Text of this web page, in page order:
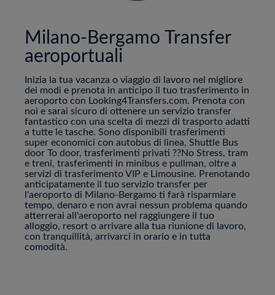
Milano-Bergamo Transfer
aeroportuali
Inizia la tua vacanza o viaggio di lavoro nel migliore
dei modi e prenota in anticipo il tuo trasferimento in
aeroporto con Looking4Transfers.com. Prenota con
noi e sarai sicuro di ottenere un servizio transfer
fantastico con una scelta di mezzi di trasporto adatti
a tutte le tasche. Sono disponibili trasferimenti
super economici con autobus di linea, Shuttle Bus
door To door, trasferimenti privati ??No Stress, tram
e treni, trasferimenti in minibus e pullman, oltre a
servizi di trasferimento VIP e Limousine. Prenotando
anticipatamente il tuo servizio transfer per
l'aeroporto di Milano-Bergamo ti farà risparmiare
tempo, denaro e non avrai nessun problema quando
atterrerai all'aeroporto nel raggiungere il tuo
alloggio, resort o arrivare alla tua riunione di lavoro,
con tranquillità, arrivarci in orario e in tutta
comodità.